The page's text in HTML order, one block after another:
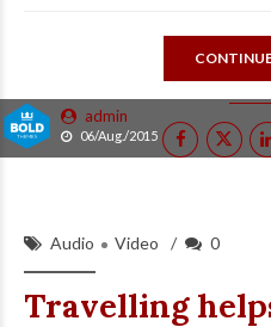
admin
06/Aug./2015
Audio Video 0
Travelling